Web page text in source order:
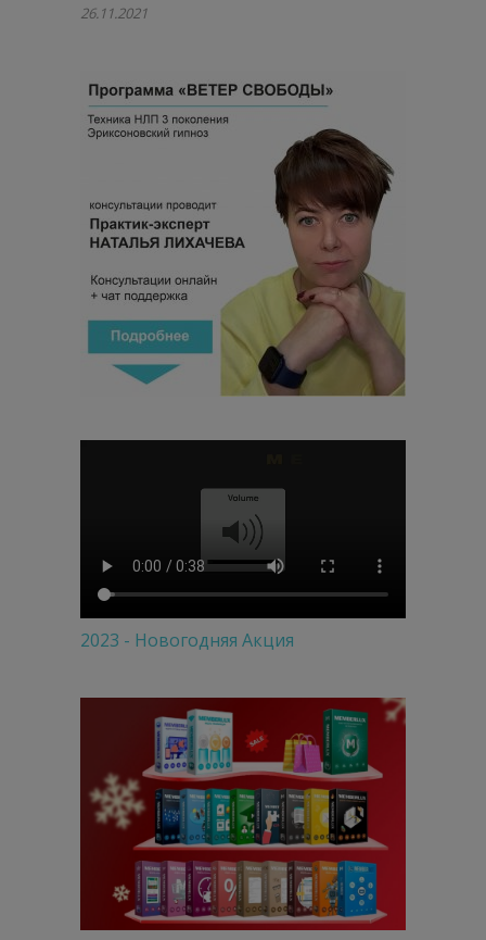
26.11.2021
2023 - Новогодняя Акция